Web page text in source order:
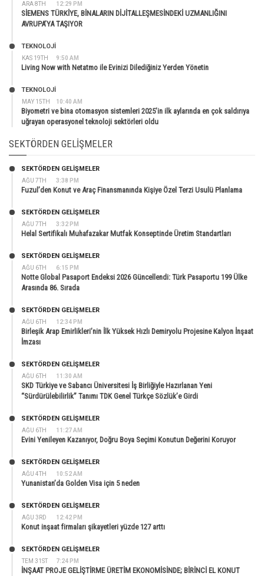
ARA 8TH 12:29 PM
SİEMENS TÜRKİYE, BİNALARIN DİJİTALLEŞMESİNDEKİ UZMANLIĞINI
AVRUPA’YA TAŞIYOR
KAS 19TH 9:50 AM
TEKNOLOJİ
Living Now with Netatmo ile Evinizi Dilediğiniz Yerden Yönetin
MAY 15TH 10:40 AM
TEKNOLOJİ
Biyometri ve bina otomasyon sistemleri 2025’in ilk aylarında en çok saldırıya
uğrayan operasyonel teknoloji sektörleri oldu
SEKTÖRDEN GELIŞMELER
AĞU 7TH 3:38 PM
SEKTÖRDEN GELIŞMELER
Fuzul’den Konut ve Araç Finansmanında Kişiye Özel Terzi Usulü Planlama
AĞU 7TH 3:32 PM
SEKTÖRDEN GELIŞMELER
Helal Sertifikalı Muhafazakar Mutfak Konseptinde Üretim Standartları
AĞU 6TH 6:15 PM
SEKTÖRDEN GELIŞMELER
Notte Global Pasaport Endeksi 2026 Güncellendi: Türk Pasaportu 199 Ülke
Arasında 86. Sırada
AĞU 6TH 12:34 PM
SEKTÖRDEN GELIŞMELER
Birleşik Arap Emirlikleri’nin İlk Yüksek Hızlı Demiryolu Projesine Kalyon İnşaat
İmzası
AĞU 6TH 11:30 AM
SEKTÖRDEN GELIŞMELER
SKD Türkiye ve Sabancı Üniversitesi İş Birliğiyle Hazırlanan Yeni
“Sürdürülebilirlik” Tanımı TDK Genel Türkçe Sözlük’e Girdi
AĞU 6TH 11:27 AM
SEKTÖRDEN GELIŞMELER
Evini Yenileyen Kazanıyor, Doğru Boya Seçimi Konutun Değerini Koruyor
AĞU 4TH 10:52 AM
SEKTÖRDEN GELIŞMELER
Yunanistan’da Golden Visa için 5 neden
AĞU 3RD 12:42 PM
SEKTÖRDEN GELIŞMELER
Konut inşaat firmaları şikayetleri yüzde 127 arttı
TEM 31ST 7:24 PM
SEKTÖRDEN GELIŞMELER
İNŞAAT PROJE GELİŞTİRME ÜRETİM EKONOMİSİNDE; BİRİNCİ EL KONUT